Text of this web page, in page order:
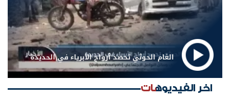
الغام الحوثي تحصد أرواح الأبرياء في الحديدة
اخر الفيديوهات